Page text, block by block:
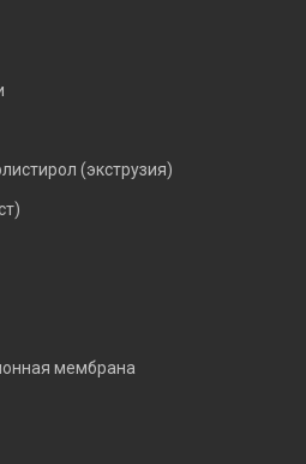
(экструзия)
мембрана